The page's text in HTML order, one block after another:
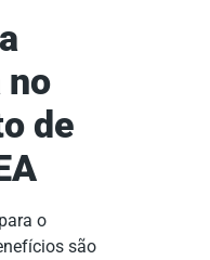
no
de
o
são